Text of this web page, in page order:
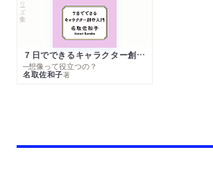
７日でできるキャラクター創作入門
─想像って役立つの？
名取佐和子著